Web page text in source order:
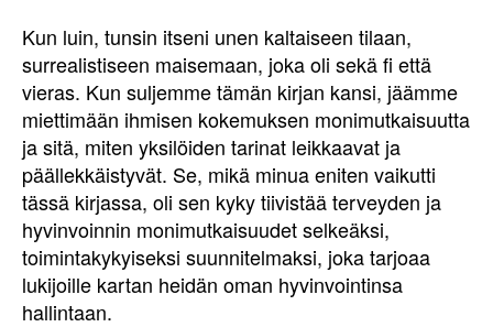
Kun luin, tunsin itseni unen kaltaiseen tilaan,
surrealistiseen maisemaan, joka oli sekä fi että
vieras. Kun suljemme tämän kirjan kansi, jäämme
miettimään ihmisen kokemuksen monimutkaisuutta
ja sitä, miten yksilöiden tarinat leikkaavat ja
päällekkäistyvät. Se, mikä minua eniten vaikutti
tässä kirjassa, oli sen kyky tiivistää terveyden ja
hyvinvoinnin monimutkaisuudet selkeäksi,
toimintakykyiseksi suunnitelmaksi, joka tarjoaa
lukijoille kartan heidän oman hyvinvointinsa
hallintaan.